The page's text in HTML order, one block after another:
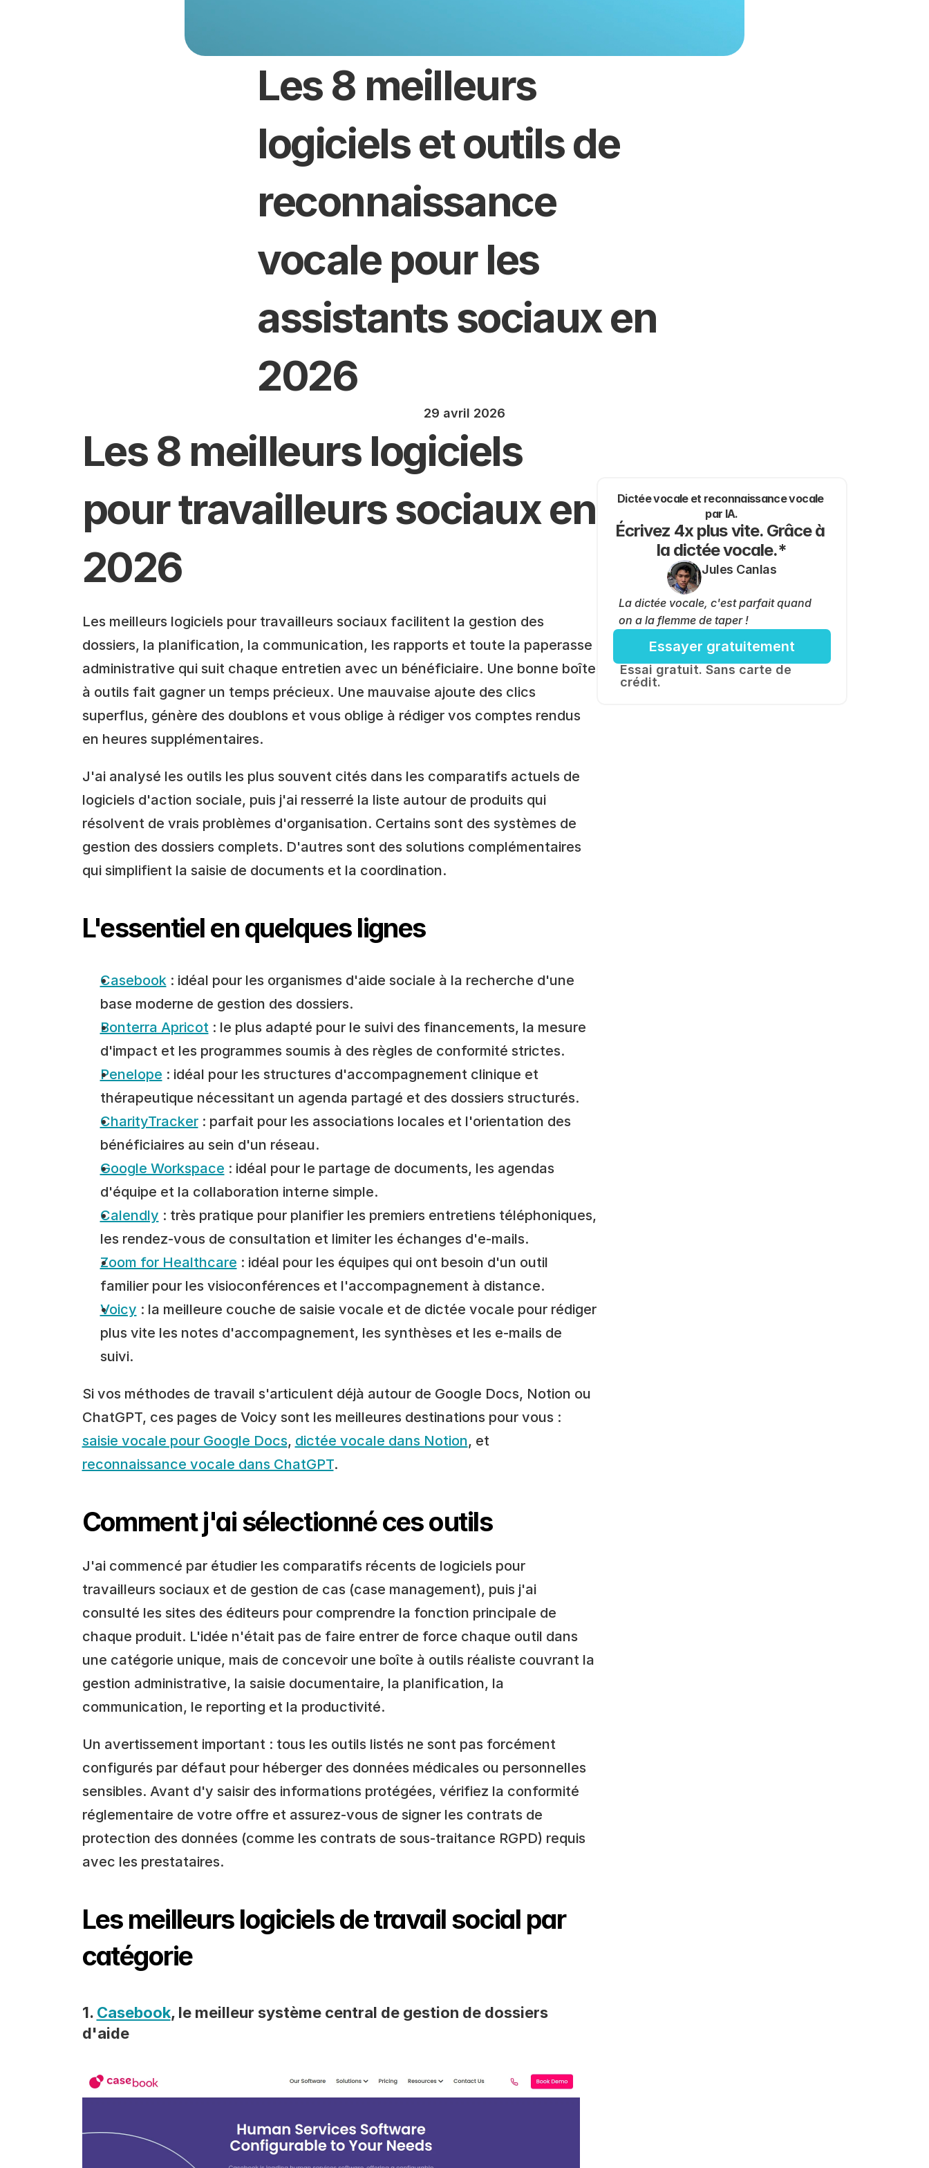
Les 8 meilleurs
logiciels et outils de
reconnaissance
vocale pour les
assistants sociaux en
2026
29 avril 2026
Les 8 meilleurs logiciels
pour travailleurs sociaux en
2026
Les meilleurs logiciels pour travailleurs sociaux facilitent la gestion des
dossiers, la planification, la communication, les rapports et toute la paperasse
administrative qui suit chaque entretien avec un bénéficiaire. Une bonne boîte
à outils fait gagner un temps précieux. Une mauvaise ajoute des clics
superflus, génère des doublons et vous oblige à rédiger vos comptes rendus
en heures supplémentaires.
J'ai analysé les outils les plus souvent cités dans les comparatifs actuels de
logiciels d'action sociale, puis j'ai resserré la liste autour de produits qui
résolvent de vrais problèmes d'organisation. Certains sont des systèmes de
gestion des dossiers complets. D'autres sont des solutions complémentaires
qui simplifient la saisie de documents et la coordination.
L'essentiel en quelques lignes
Casebook : idéal pour les organismes d'aide sociale à la recherche d'une
base moderne de gestion des dossiers.
Bonterra Apricot : le plus adapté pour le suivi des financements, la mesure
d'impact et les programmes soumis à des règles de conformité strictes.
Penelope : idéal pour les structures d'accompagnement clinique et
thérapeutique nécessitant un agenda partagé et des dossiers structurés.
CharityTracker : parfait pour les associations locales et l'orientation des
bénéficiaires au sein d'un réseau.
Google Workspace : idéal pour le partage de documents, les agendas
d'équipe et la collaboration interne simple.
Calendly : très pratique pour planifier les premiers entretiens téléphoniques,
les rendez-vous de consultation et limiter les échanges d'e-mails.
Zoom for Healthcare : idéal pour les équipes qui ont besoin d'un outil
familier pour les visioconférences et l'accompagnement à distance.
Voicy : la meilleure couche de saisie vocale et de dictée vocale pour rédiger
plus vite les notes d'accompagnement, les synthèses et les e-mails de
suivi.
Si vos méthodes de travail s'articulent déjà autour de Google Docs, Notion ou
saisie vocale pour Google Docs, dictée vocale dans Notion
, et
reconnaissance vocale dans ChatGPT.
Comment j'ai sélectionné ces outils
J'ai commencé par étudier les comparatifs récents de logiciels pour
travailleurs sociaux et de gestion de cas (case management), puis j'ai
consulté les sites des éditeurs pour comprendre la fonction principale de
chaque produit. L'idée n'était pas de faire entrer de force chaque outil dans
une catégorie unique, mais de concevoir une boîte à outils réaliste couvrant la
gestion administrative, la saisie documentaire, la planification, la
communication, le reporting et la productivité.
Un avertissement important : tous les outils listés ne sont pas forcément
configurés par défaut pour héberger des données médicales ou personnelles
sensibles. Avant d'y saisir des informations protégées, vérifiez la conformité
réglementaire de votre offre et assurez-vous de signer les contrats de
protection des données (comme les contrats de sous-traitance RGPD) requis
avec les prestataires.
Les meilleurs logiciels de travail social par
catégorie
1. Casebook, le meilleur système central de gestion de dossiers
d'aide
Dictée vocale et reconnaissance vocale
par IA.
Écrivez 4x plus vite. Grâce à
la dictée vocale.*
Jules Canlas
La dictée vocale, c'est parfait quand
on a la flemme de taper !
Essayer gratuitement
Essai gratuit. Sans carte de
crédit.